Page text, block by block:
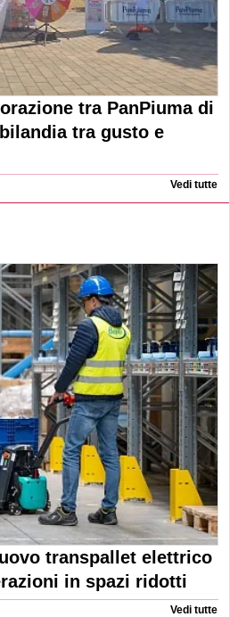
tra PanPiuma di
tra gusto e
Vedi tutte
transpallet elettrico
in spazi ridotti
Vedi tutte